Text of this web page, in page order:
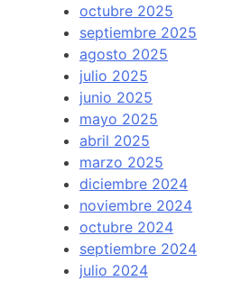
octubre 2025
septiembre 2025
agosto 2025
julio 2025
junio 2025
mayo 2025
abril 2025
marzo 2025
diciembre 2024
noviembre 2024
octubre 2024
septiembre 2024
julio 2024